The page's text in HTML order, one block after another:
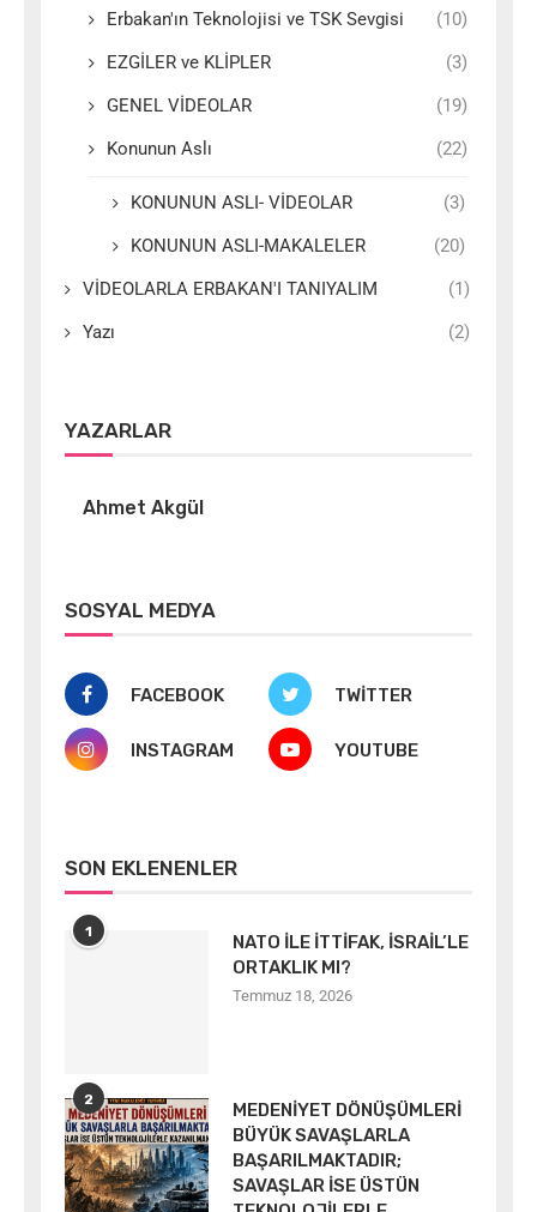
Erbakan'ın Teknolojisi ve TSK Sevgisi
(10)
EZGİLER ve KLİPLER
(3)
GENEL VİDEOLAR
(19)
Konunun Aslı
(22)
KONUNUN ASLI- VİDEOLAR
(3)
KONUNUN ASLI-MAKALELER
(20)
VİDEOLARLA ERBAKAN'I TANIYALIM
(1)
Yazı
(2)
YAZARLAR
Ahmet Akgül
SOSYAL MEDYA
FACEBOOK TWITTER
INSTAGRAM YOUTUBE
SON EKLENENLER
1
NATO İLE İTTİFAK, İSRAİL’LE
ORTAKLIK MI?
Temmuz 18, 2026
2
MEDENİYET DÖNÜŞÜMLERİ
BÜYÜK SAVAŞLARLA
BAŞARILMAKTADIR;
SAVAŞLAR İSE ÜSTÜN